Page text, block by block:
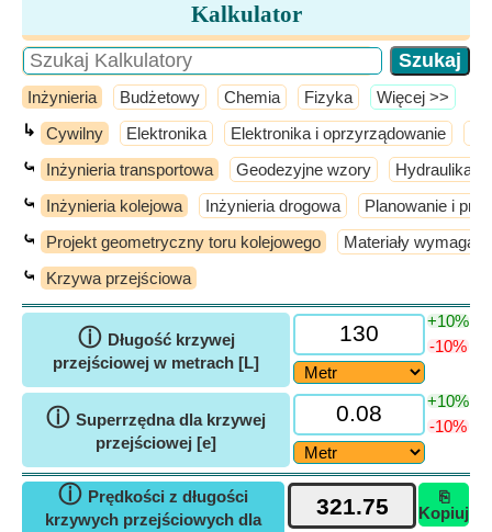
Kalkulator
Inżynieria Budżetowy Chemia Fizyka ​Więcej >>
↳ Cywilny Elektronika Elektronika i oprzyrządowanie
⤿ Inżynieria transportowa Geodezyjne wzory Hydraulika i
⤿ Inżynieria kolejowa Inżynieria drogowa Planowanie i
⤿ Projekt geometryczny toru kolejowego Materiały
⤿ Krzywa przejściowa
ⓘ Długość krzywej
przejściowej w metrach [L]
+10%
-10%
ⓘ Superrzędna dla krzywej
przejściowej [e]
+10%
-10%
ⓘ Prędkości z długości
krzywych przejściowych dla
⎘
Kopiuj